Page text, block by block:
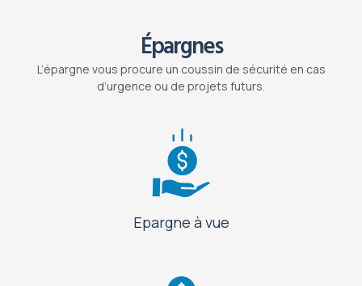
Épargnes
L’épargne vous procure un coussin de sécurité en cas
d’urgence ou de projets futurs.
Epargne à vue